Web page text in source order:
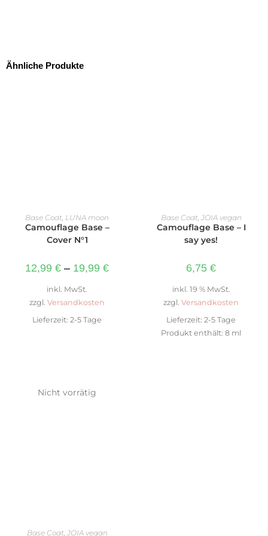
Ähnliche Produkte
AUSFÜHRUNG WÄHLEN
Base Coat LUNA moon
Camouflage Base –
Cover N°1
12,99 € – 19,99 €
inkl. MwSt.
zzgl. Versandkosten
Lieferzeit: 2-5 Tage
IN DEN WARENKORB
Base Coat JOIA vegan
Camouflage Base – I
say yes!
6,75 €
inkl. 19 % MwSt.
zzgl. Versandkosten
Lieferzeit: 2-5 Tage
Produkt enthält: 8 ml
Nicht vorrätig
AUSFÜHRUNG WÄHLEN
Base Coat JOIA vegan